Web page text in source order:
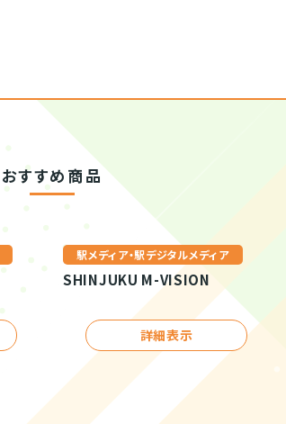
おすすめ商品
駅メディア・駅デジタルメディア
SHINJUKU M-VISION
詳細表示